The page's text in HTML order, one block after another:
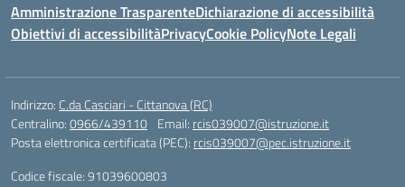
Amministrazione TrasparenteDichiarazione di accessibilità
Obiettivi di accessibilitàPrivacyCookie PolicyNote Legali
Indirizzo: C.da Casciari - Cittanova (RC)
Centralino:0966/439110 Email: rcis039007@istruzione.it
Posta elettronica certificata (PEC): rcis039007@pec.istruzione.it
Codice fiscale: 91039600803